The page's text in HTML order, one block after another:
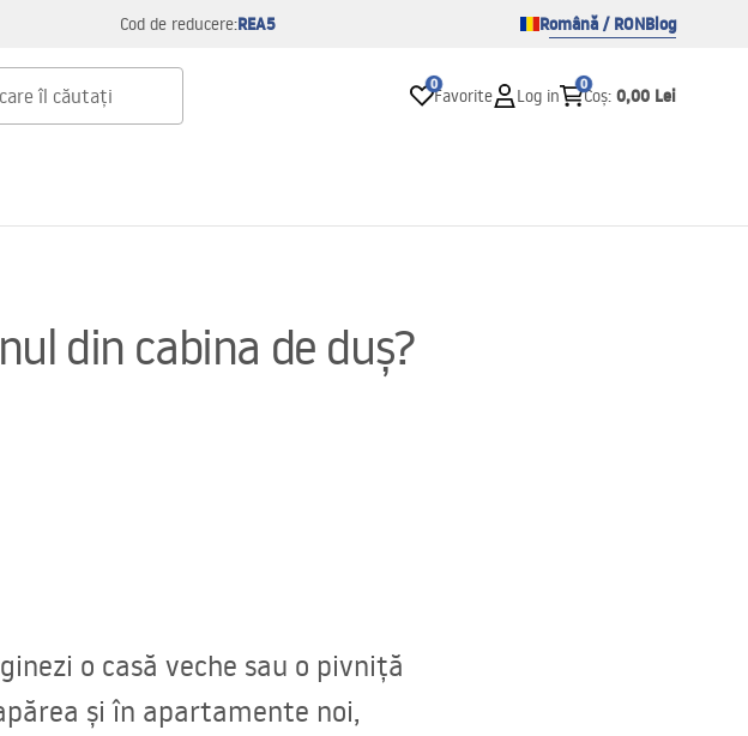
Cod de reducere:REA5 Română / RONBlog
0
Favorite Log in
0
Coș: 0,00 Lei
din cabina de duș?
o casă veche sau o pivniță
și în apartamente noi,